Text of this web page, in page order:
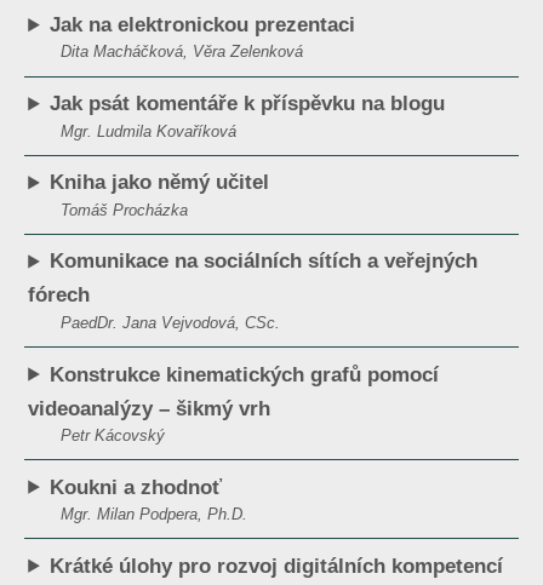
Jak na elektronickou prezentaci
Dita Macháčková, Věra Zelenková
Jak psát komentáře k příspěvku na blogu
Mgr. Ludmila Kovaříková
Kniha jako němý učitel
Tomáš Procházka
Komunikace na sociálních sítích a veřejných
fórech
PaedDr. Jana Vejvodová, CSc.
Konstrukce kinematických grafů pomocí
videoanalýzy – šikmý vrh
Petr Kácovský
Koukni a zhodnoť
Mgr. Milan Podpera, Ph.D.
Krátké úlohy pro rozvoj digitálních kompetencí